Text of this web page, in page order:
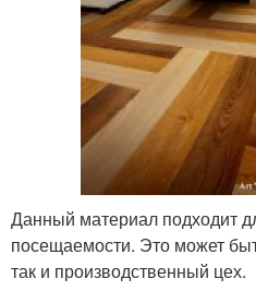
Данный материал подходит
посещаемости. Это может
так и производственный цех.